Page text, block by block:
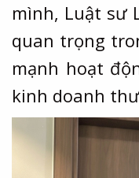
mình, Luật sư
quan trọng
mạnh hoạt
kinh doanh